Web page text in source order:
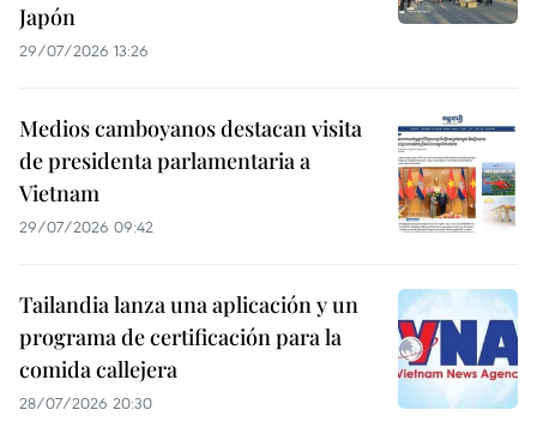
Japón
29/07/2026 13:26
Medios camboyanos destacan visita
de presidenta parlamentaria a
Vietnam
29/07/2026 09:42
Tailandia lanza una aplicación y un
programa de certificación para la
comida callejera
28/07/2026 20:30